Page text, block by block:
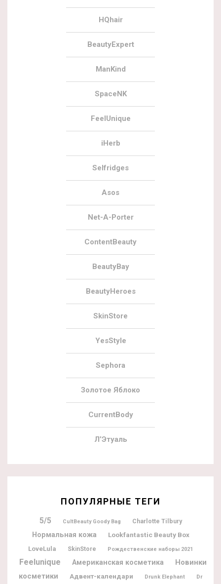
HQhair
BeautyExpert
ManKind
SpaceNK
FeelUnique
iHerb
Selfridges
Asos
Net-A-Porter
ContentBeauty
BeautyBay
BeautyHeroes
SkinStore
YesStyle
Sephora
Золотое Яблоко
CurrentBody
Л’Этуаль
ПОПУЛЯРНЫЕ ТЕГИ
5/5 CultBeauty Goody Bag Charlotte Tilbury
Нормальная кожа Lookfantastic Beauty Box
LoveLula SkinStore Рождественские наборы 2021
Feelunique Американская косметика
Новинки
косметики
Адвент-календари Drunk Elephant
Dr